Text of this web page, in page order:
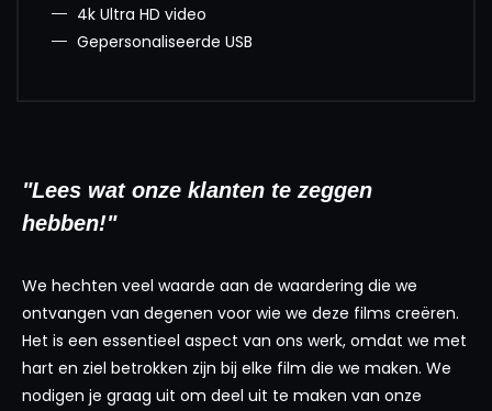
4k Ultra HD video
Gepersonaliseerde USB
"Lees wat onze klanten te zeggen
hebben!"
We hechten veel waarde aan de waardering die we
ontvangen van degenen voor wie we deze films creëren.
Het is een essentieel aspect van ons werk, omdat we met
hart en ziel betrokken zijn bij elke film die we maken. We
nodigen je graag uit om deel uit te maken van onze